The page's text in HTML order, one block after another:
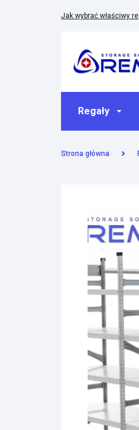
Jak wybrać właściwy
Regały
Strona główna